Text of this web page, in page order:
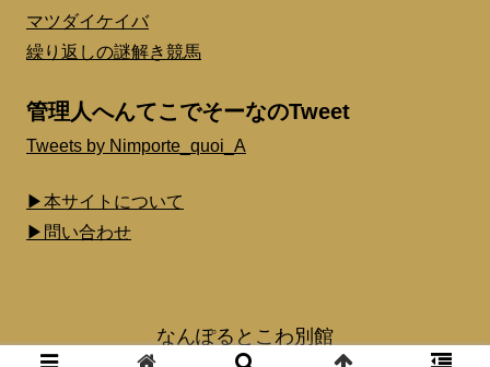
マツダイケイバ
繰り返しの謎解き競馬
管理人へんてこでそーなのTweet
Tweets by Nimporte_quoi_A
▶本サイトについて
▶問い合わせ
なんぽるとこわ別館